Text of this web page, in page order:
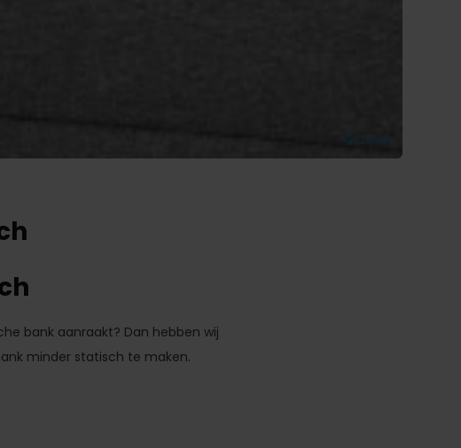
Delen
bank aanraakt? Dan hebben wij
minder statisch te maken.